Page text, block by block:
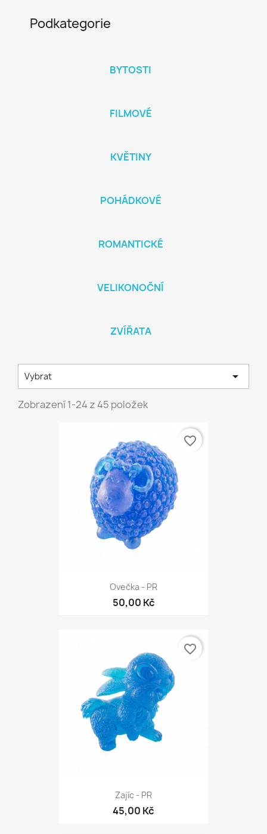
Podkategorie
BYTOSTI
FILMOVÉ
KVĚTINY
POHÁDKOVÉ
ROMANTICKÉ
VELIKONOČNÍ
ZVÍŘATA
Vybrat 
Zobrazení 1-24 z 45 položek
Ovečka - PR
50,00 Kč
favorite_border
Zajíc - PR
45,00 Kč
favorite_border